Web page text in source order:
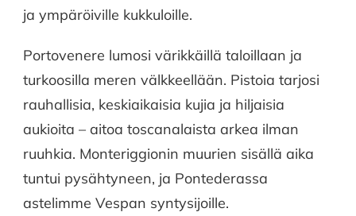
ja ympäröiville kukkuloille.
Portovenere lumosi värikkäillä taloillaan ja
turkoosilla meren välkkeellään. Pistoia tarjosi
rauhallisia, keskiaikaisia kujia ja hiljaisia
aukioita – aitoa toscanalaista arkea ilman
ruuhkia. Monteriggionin muurien sisällä aika
tuntui pysähtyneen, ja Pontederassa
astelimme Vespan syntysijoille.